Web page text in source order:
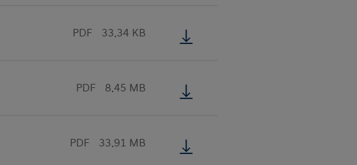
PDF 33.34 KB
PDF 8.45 MB
PDF 33.91 MB